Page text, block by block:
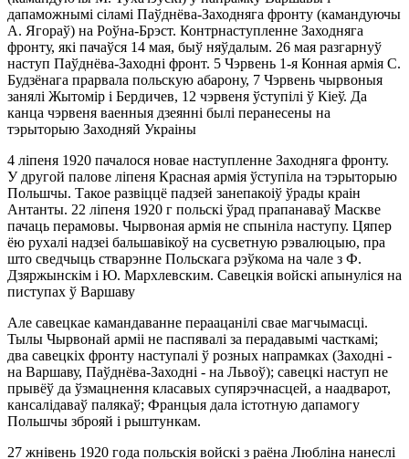
дапаможнымі сіламі Паўднёва-Заходняга фронту (камандуючы
А. Ягораў) на Роўна-Брэст. Контрнаступленне Заходняга
фронту, які пачаўся 14 мая, быў няўдалым. 26 мая разгарнуў
наступ Паўднёва-Заходні фронт. 5 Чэрвень 1-я Конная армія С.
Будзёнага прарвала польскую абарону, 7 Чэрвень чырвоныя
занялі Жытомір і Бердичев, 12 чэрвеня ўступілі ў Кіеў. Да
канца чэрвеня ваенныя дзеянні былі перанесены на
тэрыторыю Заходняй Украіны
4 ліпеня 1920 пачалося новае наступленне Заходняга фронту.
У другой палове ліпеня Красная армія ўступіла на тэрыторыю
Польшчы. Такое развіццё падзей занепакоіў ўрады краін
Антанты. 22 ліпеня 1920 г польскі ўрад прапанаваў Маскве
пачаць перамовы. Чырвоная армія не спыніла наступу. Цяпер
ёю рухалі надзеі бальшавікоў на сусветную рэвалюцыю, пра
што сведчыць стварэнне Польскага рэўкома на чале з Ф.
Дзяржынскім і Ю. Мархлевским. Савецкія войскі апынуліся на
пиступах ў Варшаву
Але савецкае камандаванне пераацанілі свае магчымасці.
Тылы Чырвонай арміі не паспявалі за перадавымі часткамі;
два савецкіх фронту наступалі ў розных напрамках (Заходні -
на Варшаву, Паўднёва-Заходні - на Львоў); савецкі наступ не
прывёў да ўзмацнення класавых супярэчнасцей, а наадварот,
кансалідаваў палякаў; Францыя дала істотную дапамогу
Польшчы зброяй і рыштункам.
27 жнівень 1920 года польскія войскі з раёна Любліна нанеслі